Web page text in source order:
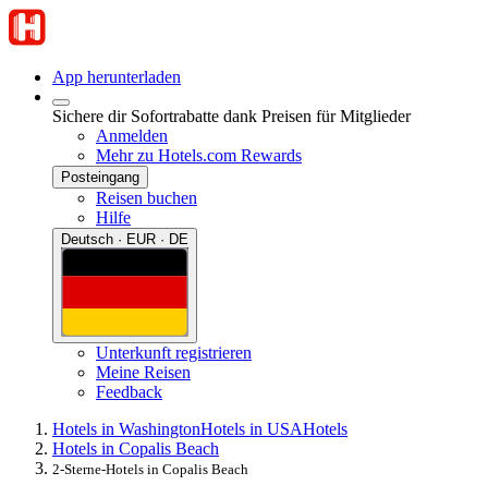
App herunterladen
Sichere dir Sofortrabatte dank Preisen für Mitglieder
Anmelden
Mehr zu Hotels.com Rewards
Posteingang
Reisen buchen
Hilfe
Deutsch · EUR · DE
Unterkunft registrieren
Meine Reisen
Feedback
Hotels in WashingtonHotels in USAHotels
Hotels in Copalis Beach
2-Sterne-Hotels in Copalis Beach